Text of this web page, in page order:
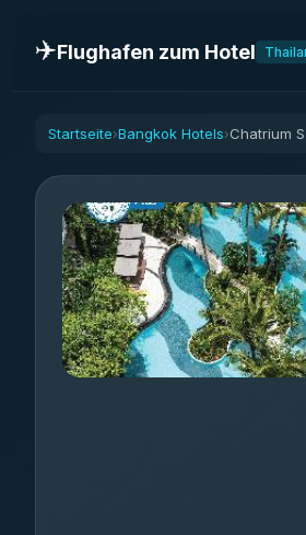
✈️Flughafen zum Hotel
Startseite›Bangkok Hotels›Chatrium